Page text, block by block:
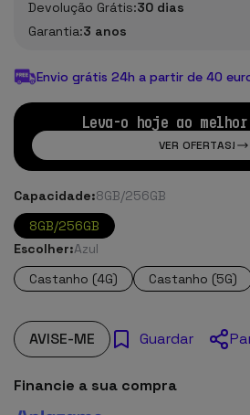
Devolução Grátis:30 dias
Garantia:3 anos
Envio grátis 24h a partir de 40
Leva-o hoje ao
VER OFERTAS!
Capacidade:8GB/256GB
8GB/256GB
Escolher:Azul
Castanho (4G)
Castanho (5G)
AVISE-ME Guardar
Financie a sua compra